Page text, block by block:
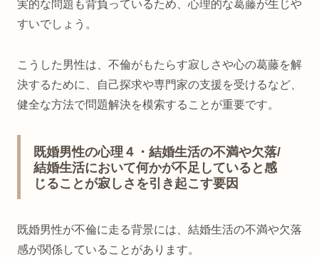
実的な問題も背負っているため、心理的な葛藤が生じや
すいでしょう。
こうした男性は、不倫がもたらす寂しさや心の葛藤を解
決するために、自己探求や専門家の支援を受けるなど、
健全な方法で問題解決を模索することが重要です。
既婚男性の心理４・結婚生活の不満や欠落/
結婚生活において何かが不足していると感
じることが寂しさを引き起こす要因
既婚男性が不倫に走る背景には、結婚生活の不満や欠落
感が関係していることがあります。